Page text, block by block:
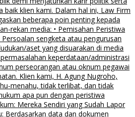
baik klien kami. Dalam hal ini, Law Firm
beberapa poin penting kepada
rekan media: • Pemisahan Peristiwa
sengketa atau pengurusan
aset yang disuarakan di media
keperdataan/administrasi
perseorangan atau oknum pegawai
Klien kami, H. Agung Nugroho,
menahu, tidak terlibat, dan tidak
apa pun dengan peristiwa
Mereka Sendiri yang Sudah Lapor
Berdasarkan data dan dokumen